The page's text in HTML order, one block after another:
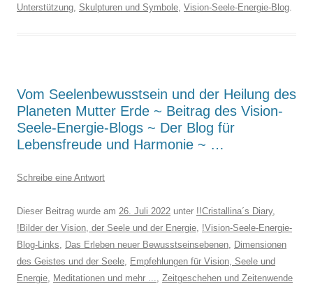
Unterstützung, Skulpturen und Symbole, Vision-Seele-Energie-Blog.
Vom Seelenbewusstsein und der Heilung des
Planeten Mutter Erde ~ Beitrag des Vision-
Seele-Energie-Blogs ~ Der Blog für
Lebensfreude und Harmonie ~ …
Schreibe eine Antwort
Dieser Beitrag wurde am 26. Juli 2022 unter !!Cristallina´s Diary,
!Bilder der Vision, der Seele und der Energie, !Vision-Seele-Energie-
Blog-Links, Das Erleben neuer Bewusstseinsebenen, Dimensionen
des Geistes und der Seele, Empfehlungen für Vision, Seele und
Energie, Meditationen und mehr ..., Zeitgeschehen und Zeitenwende